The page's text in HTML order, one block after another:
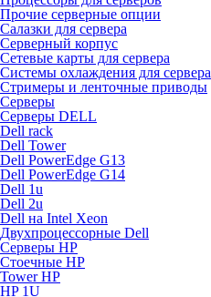
Прочие серверные опции
Салазки для сервера
Серверный корпус
Сетевые карты для сервера
Системы охлаждения для сервера
Стримеры и ленточные приводы
Серверы
Серверы DELL
Dell rack
Dell Tower
Dell PowerEdge G13
Dell PowerEdge G14
Dell 1u
Dell 2u
Dell на Intel Xeon
Двухпроцессорные Dell
Серверы HP
Стоечные HP
Tower HP
HP 1U